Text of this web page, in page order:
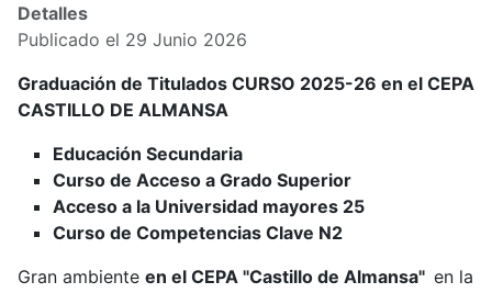
Detalles
Publicado el 29 Junio 2026
Graduación de Titulados CURSO 2025-26 en el CEPA
CASTILLO DE ALMANSA
Educación Secundaria
Curso de Acceso a Grado Superior
Acceso a la Universidad mayores 25
Curso de Competencias Clave N2
Gran ambiente en el CEPA "Castillo de Almansa" en la